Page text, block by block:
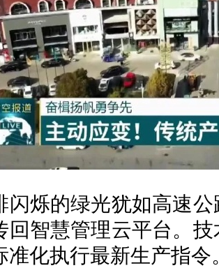
闪烁的绿光犹如高速
回智慧管理云平台。
准化执行最新生产指令